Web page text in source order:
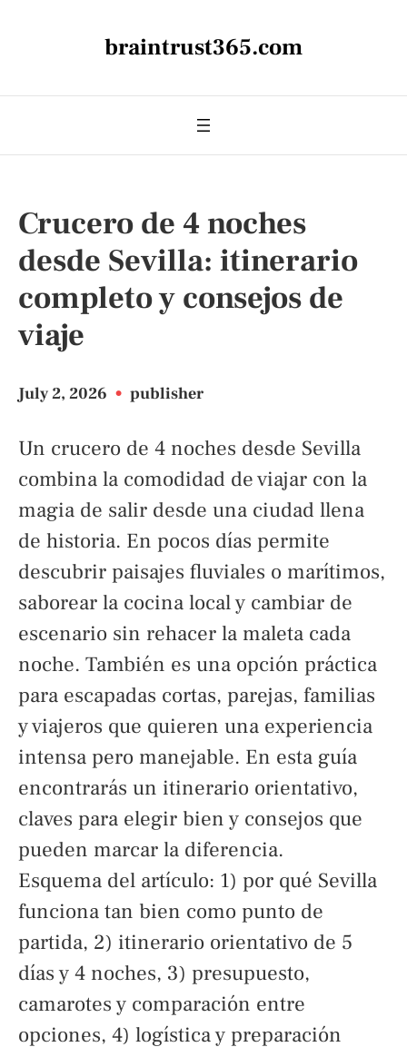
braintrust365.com
Crucero de 4 noches
desde Sevilla: itinerario
completo y consejos de
viaje
July 2, 2026 • publisher
Un crucero de 4 noches desde Sevilla
combina la comodidad de viajar con la
magia de salir desde una ciudad llena
de historia. En pocos días permite
descubrir paisajes fluviales o marítimos,
saborear la cocina local y cambiar de
escenario sin rehacer la maleta cada
noche. También es una opción práctica
para escapadas cortas, parejas, familias
y viajeros que quieren una experiencia
intensa pero manejable. En esta guía
encontrarás un itinerario orientativo,
claves para elegir bien y consejos que
pueden marcar la diferencia.
Esquema del artículo: 1) por qué Sevilla
funciona tan bien como punto de
partida, 2) itinerario orientativo de 5
días y 4 noches, 3) presupuesto,
camarotes y comparación entre
opciones, 4) logística y preparación